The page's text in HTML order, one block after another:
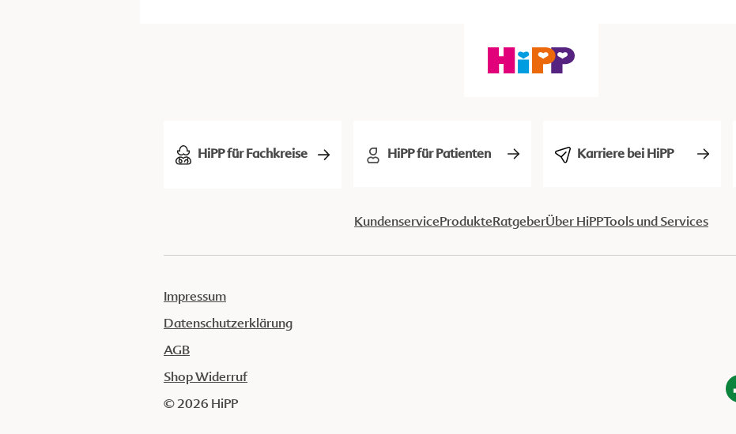
HiPP für Fachkreise HiPP für Patienten Karriere bei HiPP
KundenserviceProdukteRatgeberÜber HiPPTools und Services
Impressum
Datenschutzerklärung
AGB
Shop Widerruf
© 2026 HiPP